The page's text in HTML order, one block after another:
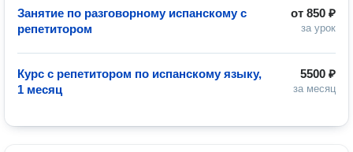
от 850 ₽
за урок
Занятие по разговорному испанскому с
репетитором
5500 ₽
за месяц
Курс с репетитором по испанскому языку,
1 месяц